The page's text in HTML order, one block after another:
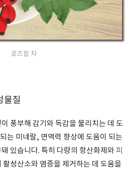
로즈힙 차
물질
풍부해 감기와 독감을 물리치는 데 도
는 미네랄, 면역력 향상에 도움이 되는
있습니다. 특히 다량의 항산화제와피
활성산소와 염증을 제거하는 데 도움을